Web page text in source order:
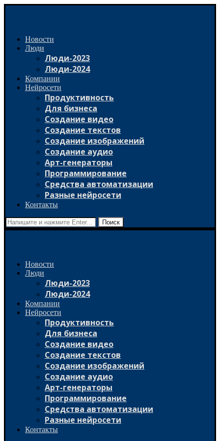
Новости
Люди
Люди-2023
Люди-2024
Компании
Нейросети
Продуктивность
Для бизнеса
Создание видео
Создание текстов
Создание изображений
Создание аудио
Арт-генераторы
Программирование
Средства автоматизации
Разные нейросети
Контакты
Поиск
Новости
Люди
Люди-2023
Люди-2024
Компании
Нейросети
Продуктивность
Для бизнеса
Создание видео
Создание текстов
Создание изображений
Создание аудио
Арт-генераторы
Программирование
Средства автоматизации
Разные нейросети
Контакты